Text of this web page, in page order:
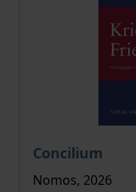
Concilium
The price
Nomos, 2026